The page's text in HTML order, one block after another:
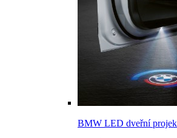
BMW LED dveřní